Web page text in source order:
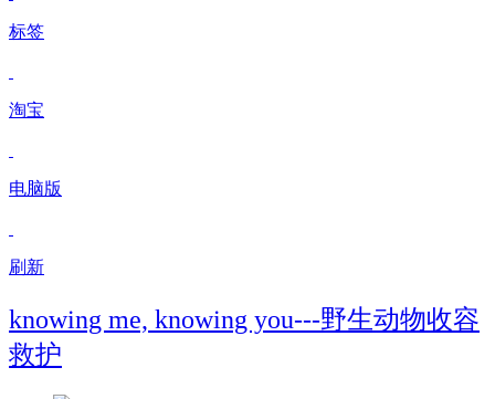
标签
淘宝
电脑版
刷新
knowing me, knowing you---野生动物收容
救护